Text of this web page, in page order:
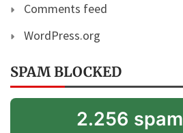
Comments feed
WordPress.org
SPAM BLOCKED
2.256 spam